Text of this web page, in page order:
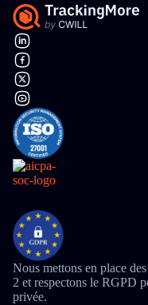
Nous mettons en place
2 et respectons le RGPD
privée.